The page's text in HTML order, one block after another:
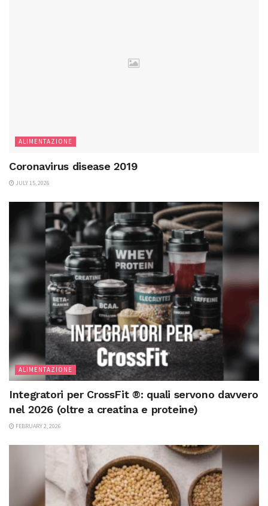
ALIMENTAZIONE
Coronavirus disease 2019
JULY 15, 2026
ALIMENTAZIONE
Integratori per CrossFit ®: quali servono davvero
nel 2026 (oltre a creatina e proteine)
FEBRUARY 2, 2026